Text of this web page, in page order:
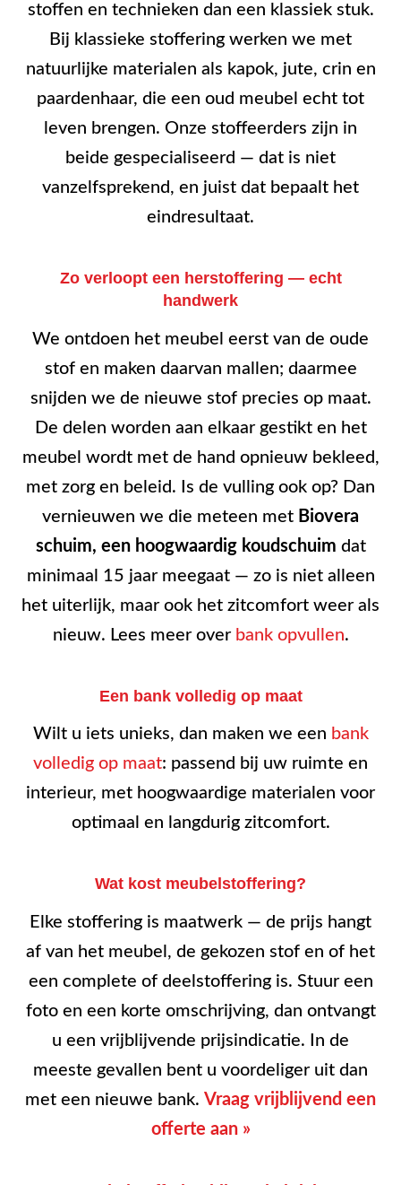
stoffen en technieken dan een klassiek stuk.
Bij klassieke stoffering werken we met
natuurlijke materialen als kapok, jute, crin en
paardenhaar, die een oud meubel echt tot
leven brengen. Onze stoffeerders zijn in
beide gespecialiseerd — dat is niet
vanzelfsprekend, en juist dat bepaalt het
eindresultaat.
Zo verloopt een herstoffering — echt
handwerk
We ontdoen het meubel eerst van de oude
stof en maken daarvan mallen; daarmee
snijden we de nieuwe stof precies op maat.
De delen worden aan elkaar gestikt en het
meubel wordt met de hand opnieuw bekleed,
met zorg en beleid. Is de vulling ook op? Dan
vernieuwen we die meteen met Biovera
schuim, een hoogwaardig koudschuim dat
minimaal 15 jaar meegaat — zo is niet alleen
het uiterlijk, maar ook het zitcomfort weer als
nieuw. Lees meer over bank opvullen.
Een bank volledig op maat
Wilt u iets unieks, dan maken we een bank
volledig op maat: passend bij uw ruimte en
interieur, met hoogwaardige materialen voor
optimaal en langdurig zitcomfort.
Wat kost meubelstoffering?
Elke stoffering is maatwerk — de prijs hangt
af van het meubel, de gekozen stof en of het
een complete of deelstoffering is. Stuur een
foto en een korte omschrijving, dan ontvangt
u een vrijblijvende prijsindicatie. In de
meeste gevallen bent u voordeliger uit dan
met een nieuwe bank. Vraag vrijblijvend een
offerte aan »